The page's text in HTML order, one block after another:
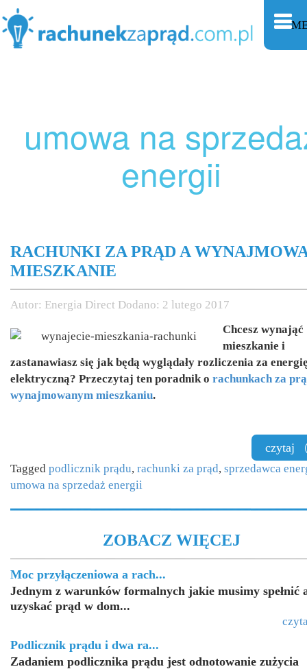
umowa na
energii
RACHUNKI ZA PRĄD A
MIESZKANIE
Autor: Energia Direct Dodano: 2 lutego 2017
Chcesz wynająć
mieszkanie i
zastanawiasz się jak będą wyglądały rozliczenia za
elektryczną? Przeczytaj ten poradnik o rachunkach za
wynajmowanym mieszkaniu.
czytaj
Tagged podlicznik prądu, rachunki za prąd, sprzedawca
umowa na sprzedaż energii
ZOBACZ WIĘCEJ
Moc przyłączeniowa a rach...
Jednym z warunków formalnych jakie musimy spełnić
uzyskać prąd w dom...
Podlicznik prądu i dwa ra...
Zadaniem podlicznika prądu jest odnotowanie zużycia